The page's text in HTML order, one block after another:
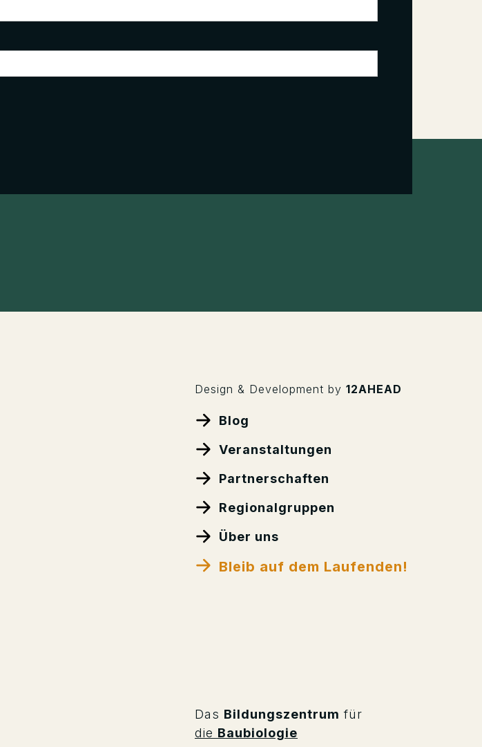
Design & Development by 12AHEAD
Blog
Veranstaltungen
Partnerschaften
Regionalgruppen
Über uns
Bleib auf dem Laufenden!
Das Bildungszentrum für
die Baubiologie